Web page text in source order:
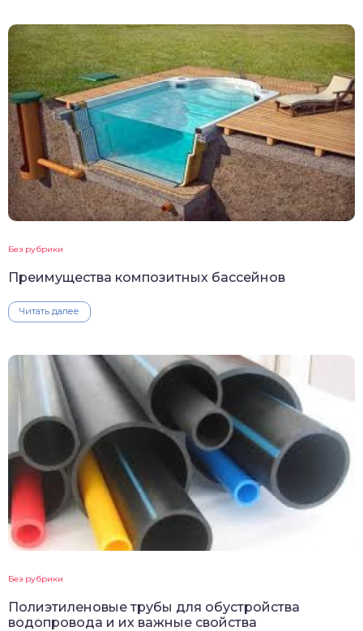
Без рубрики
Преимущества композитных бассейнов
Читать далее
Без рубрики
Полиэтиленовые трубы для обустройства
водопровода и их важные свойства